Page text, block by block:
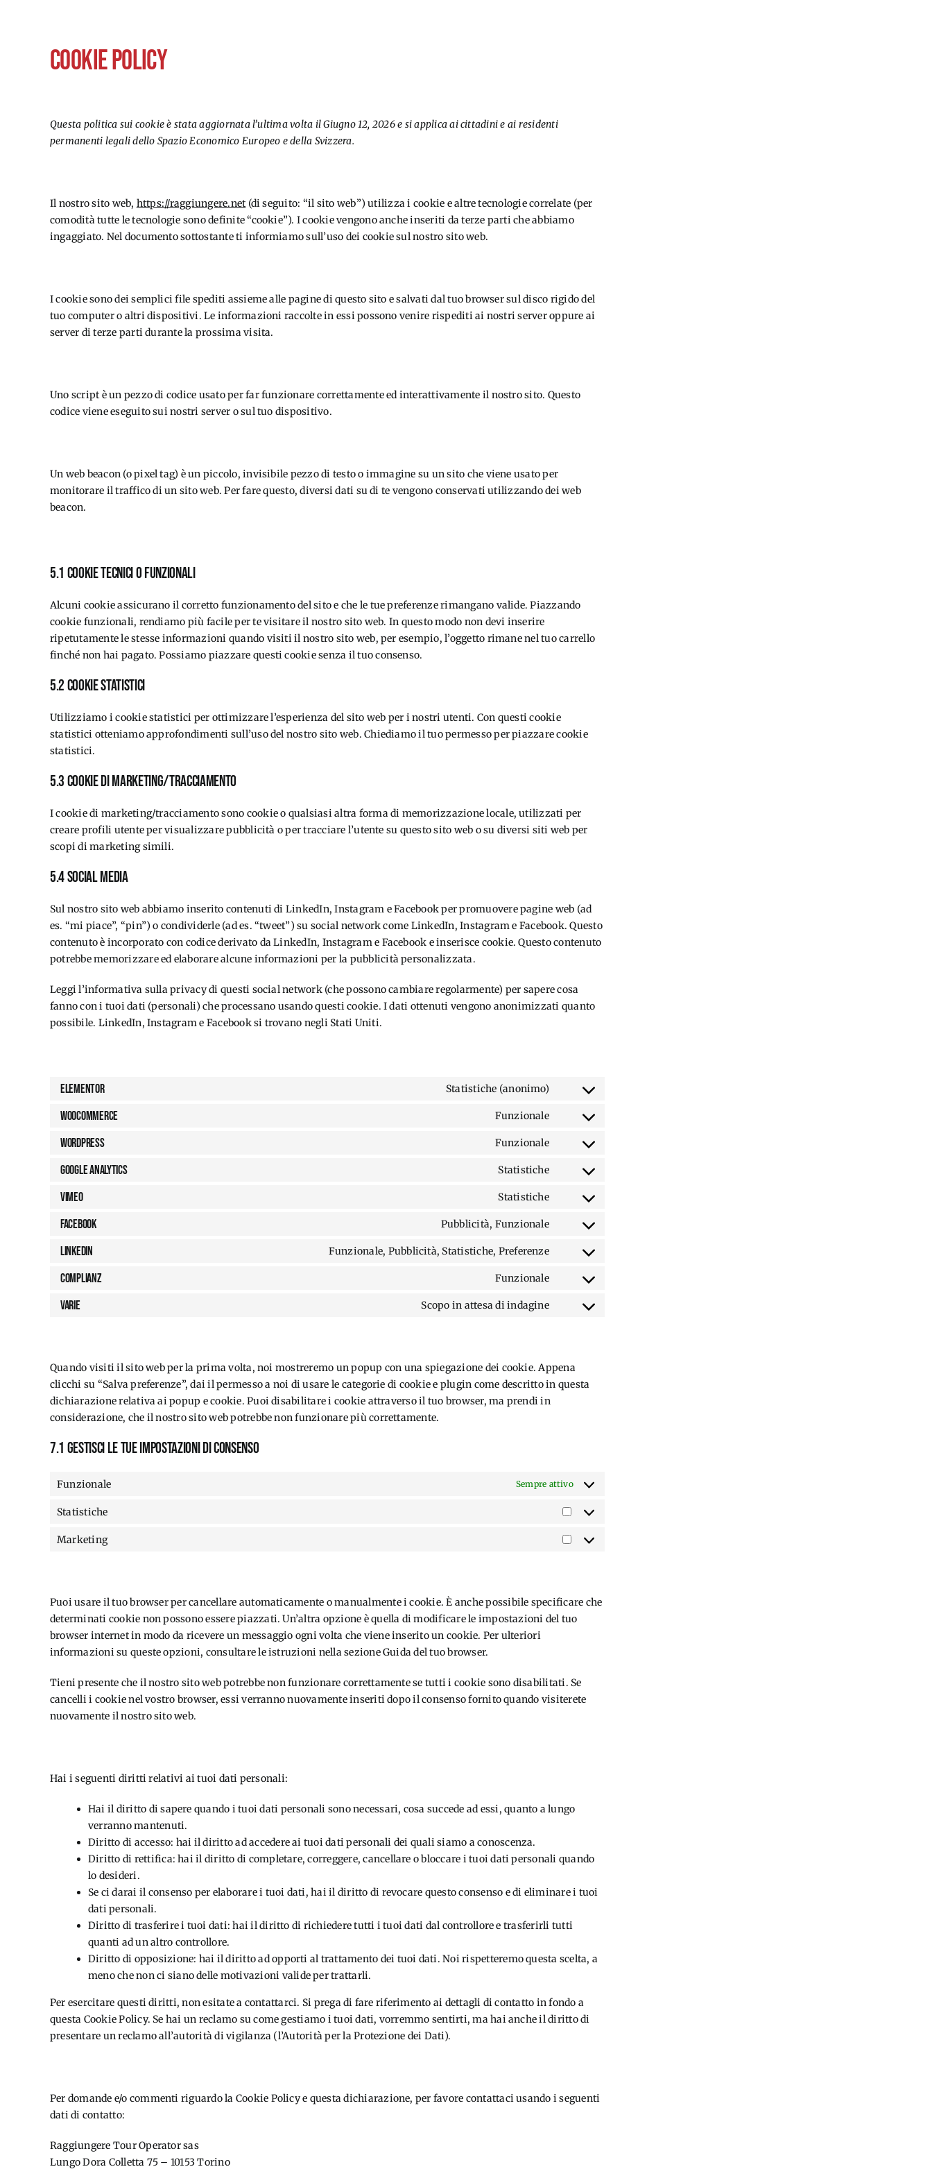
COOKIE POLICY
Questa politica sui cookie è stata aggiornata l’ultima volta il Giugno 12, 2026 e si applica ai cittadini e ai residenti
permanenti legali dello Spazio Economico Europeo e della Svizzera.
Il nostro sito web, https://raggiungere.net(di seguito: “il sito web”) utilizza i cookie e altre tecnologie correlate (per
comodità tutte le tecnologie sono definite “cookie”). I cookie vengono anche inseriti da terze parti che abbiamo
ingaggiato. Nel documento sottostante ti informiamo sull’uso dei cookie sul nostro sito web.
I cookie sono dei semplici file spediti assieme alle pagine di questo sito e salvati dal tuo browser sul disco rigido del
tuo computer o altri dispositivi. Le informazioni raccolte in essi possono venire rispediti ai nostri server oppure ai
server di terze parti durante la prossima visita.
Uno script è un pezzo di codice usato per far funzionare correttamente ed interattivamente il nostro sito. Questo
codice viene eseguito sui nostri server o sul tuo dispositivo.
Un web beacon (o pixel tag) è un piccolo, invisibile pezzo di testo o immagine su un sito che viene usato per
monitorare il traffico di un sito web. Per fare questo, diversi dati su di te vengono conservati utilizzando dei web
beacon.
5.1 Cookie tecnici o funzionali
Alcuni cookie assicurano il corretto funzionamento del sito e che le tue preferenze rimangano valide. Piazzando
cookie funzionali, rendiamo più facile per te visitare il nostro sito web. In questo modo non devi inserire
ripetutamente le stesse informazioni quando visiti il nostro sito web, per esempio, l’oggetto rimane nel tuo carrello
finché non hai pagato. Possiamo piazzare questi cookie senza il tuo consenso.
5.2 Cookie statistici
Utilizziamo i cookie statistici per ottimizzare l’esperienza del sito web per i nostri utenti. Con questi cookie
statistici otteniamo approfondimenti sull’uso del nostro sito web. Chiediamo il tuo permesso per piazzare cookie
statistici.
5.3 Cookie di marketing/tracciamento
I cookie di marketing/tracciamento sono cookie o qualsiasi altra forma di memorizzazione locale, utilizzati per
creare profili utente per visualizzare pubblicità o per tracciare l’utente su questo sito web o su diversi siti web per
scopi di marketing simili.
5.4 Social media
Sul nostro sito web abbiamo inserito contenuti di LinkedIn, Instagram e Facebook per promuovere pagine web (ad
es. “mi piace”, “pin”) o condividerle (ad es. “tweet”) su social network come LinkedIn, Instagram e Facebook. Questo
contenuto è incorporato con codice derivato da LinkedIn, Instagram e Facebook e inserisce cookie. Questo contenuto
potrebbe memorizzare ed elaborare alcune informazioni per la pubblicità personalizzata.
Leggi l’informativa sulla privacy di questi social network (che possono cambiare regolarmente) per sapere cosa
fanno con i tuoi dati (personali) che processano usando questi cookie. I dati ottenuti vengono anonimizzati quanto
possibile. LinkedIn, Instagram e Facebook si trovano negli Stati Uniti.
Elementor Statistiche (anonimo)
Consent
to
elementor
WooCommerce Funzionale
Consent
to
woocommerce
WordPress Funzionale
Consent
to
wordpress
Google Analytics Statistiche
Consent
to
google-
Vimeo Statistiche
Consent
to
vimeo
Facebook Pubblicità, Funzionale
Consent
to
facebook
LinkedIn Funzionale, Pubblicità, Statistiche, Preferenze
Consent
to
linkedin
Complianz Funzionale
Consent
to
Varie Scopo in attesa di indagine
Consent
varie
Quando visiti il sito web per la prima volta, noi mostreremo un popup con una spiegazione dei cookie. Appena
clicchi su “Salva preferenze”, dai il permesso a noi di usare le categorie di cookie e plugin come descritto in questa
dichiarazione relativa ai popup e cookie. Puoi disabilitare i cookie attraverso il tuo browser, ma prendi in
considerazione, che il nostro sito web potrebbe non funzionare più correttamente.
7.1 Gestisci le tue impostazioni di consenso
Funzionale Sempre attivo
Statistiche
Statistiche
Marketing
Marketing
Puoi usare il tuo browser per cancellare automaticamente o manualmente i cookie. È anche possibile specificare che
determinati cookie non possono essere piazzati. Un’altra opzione è quella di modificare le impostazioni del tuo
browser internet in modo da ricevere un messaggio ogni volta che viene inserito un cookie. Per ulteriori
informazioni su queste opzioni, consultare le istruzioni nella sezione Guida del tuo browser.
Tieni presente che il nostro sito web potrebbe non funzionare correttamente se tutti i cookie sono disabilitati. Se
cancelli i cookie nel vostro browser, essi verranno nuovamente inseriti dopo il consenso fornito quando visiterete
nuovamente il nostro sito web.
Hai i seguenti diritti relativi ai tuoi dati personali:
Hai il diritto di sapere quando i tuoi dati personali sono necessari, cosa succede ad essi, quanto a lungo
verranno mantenuti.
Diritto di accesso: hai il diritto ad accedere ai tuoi dati personali dei quali siamo a conoscenza.
Diritto di rettifica: hai il diritto di completare, correggere, cancellare o bloccare i tuoi dati personali quando
lo desideri.
Se ci darai il consenso per elaborare i tuoi dati, hai il diritto di revocare questo consenso e di eliminare i tuoi
dati personali.
Diritto di trasferire i tuoi dati: hai il diritto di richiedere tutti i tuoi dati dal controllore e trasferirli tutti
quanti ad un altro controllore.
Diritto di opposizione: hai il diritto ad opporti al trattamento dei tuoi dati. Noi rispetteremo questa scelta, a
meno che non ci siano delle motivazioni valide per trattarli.
Per esercitare questi diritti, non esitate a contattarci. Si prega di fare riferimento ai dettagli di contatto in fondo a
questa Cookie Policy. Se hai un reclamo su come gestiamo i tuoi dati, vorremmo sentirti, ma hai anche il diritto di
presentare un reclamo all’autorità di vigilanza (l’Autorità per la Protezione dei Dati).
Per domande e/o commenti riguardo la Cookie Policy e questa dichiarazione, per favore contattaci usando i seguenti
dati di contatto:
Raggiungere Tour Operator sas
Lungo Dora Colletta 75 – 10153 Torino